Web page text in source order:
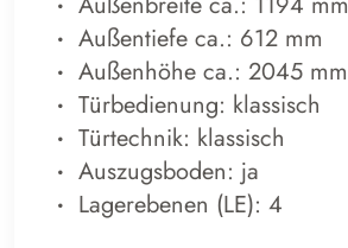
Außentiefe ca.: 612 mm
Außenhöhe ca.: 2045 mm
Türbedienung: klassisch
Türtechnik: klassisch
Auszugsboden: ja
Lagerebenen (LE): 4